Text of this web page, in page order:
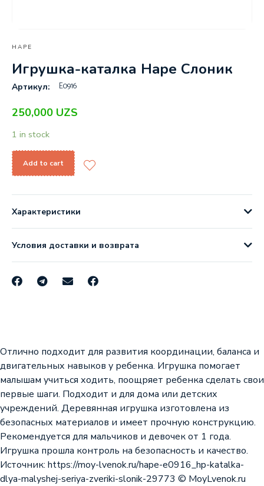
HAPE
Игрушка-каталка Hape Слоник
Артикул: E0916
250,000 UZS
1 in stock
Add to cart
Характеристики
Условия доставки и возврата
Отлично подходит для развития координации, баланса и
двигательных навыков у ребенка. Игрушка помогает
малышам учиться ходить, поощряет ребенка сделать свои
первые шаги. Подходит и для дома или детских
учреждений. Деревянная игрушка изготовлена из
безопасных материалов и имеет прочную конструкцию.
Рекомендуется для мальчиков и девочек от 1 года.
Игрушка прошла контроль на безопасность и качество.
Источник: https://moy-lvenok.ru/hape-e0916_hp-katalka-
dlya-malyshej-seriya-zveriki-slonik-29773 © MoyLvenok.ru